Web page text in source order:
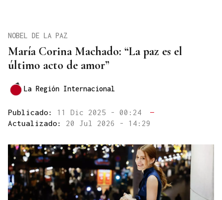
María Corina Machado: “La paz es el
último acto de amor”
NOBEL DE LA PAZ
La Región Internacional
Publicado: 11 Dic 2025 - 00:24
—
Actualizado: 20 Jul 2026 - 14:29